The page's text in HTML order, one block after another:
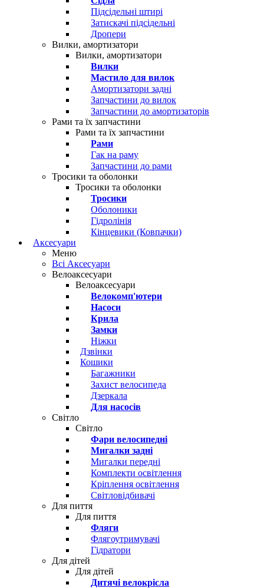
Підсідельні штирі
Затискачі підсідельні
Дропери
Вилки, амортизатори
Вилки, амортизатори
Вилки
Мастило для вилок
Амортизатори задні
Запчастини до вилок
Запчастини до амортизаторів
Рами та їх запчастини
Рами та їх запчастини
Рами
Гак на раму
Запчастини до рами
Тросики та оболонки
Тросики та оболонки
Тросики
Оболоники
Гідролінія
Кінцевики (Ковпачки)
Аксесуари
Меню
Всі Аксесуари
Велоаксесуари
Велоаксесуари
Велокомп'ютери
Насоси
Крила
Замки
Ніжки
Дзвінки
Кошики
Багажники
Захист велосипеда
Дзеркала
Для насосів
Світло
Світло
Фари велосипедні
Мигалки задні
Мигалки передні
Комплекти освітлення
Кріплення освітлення
Світловідбивачі
Для пиття
Для пиття
Фляги
Флягоутримувачі
Гідратори
Для дітей
Для дітей
Дитячі велокрісла